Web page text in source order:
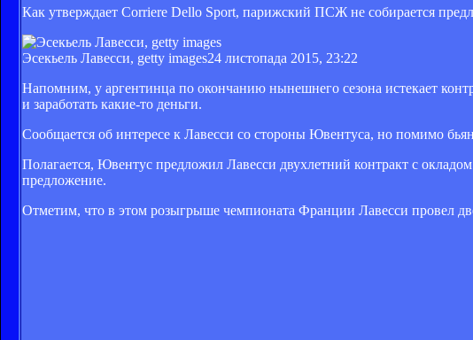
Как утверждает Corriere Dello Sport, парижский ПСЖ не собирается
Эсекьель Лавесси, getty images24 листопада 2015, 23:22
Напомним, у аргентинца по окончанию нынешнего сезона истекает
и заработать какие-то деньги.
Сообщается об интересе к Лавесси со стороны Ювентуса, но помимо
Полагается, Ювентус предложил Лавесси двухлетний контракт с
предложение.
Отметим, что в этом розыгрыше чемпионата Франции Лавесси провел